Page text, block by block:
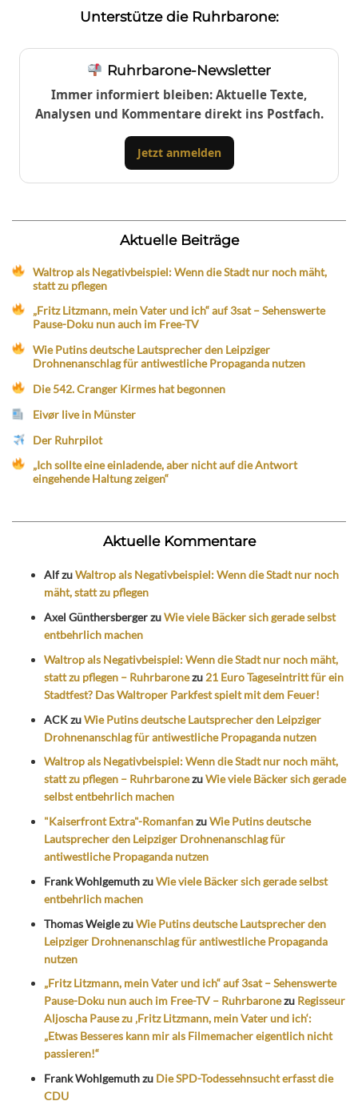
Unterstütze die Ruhrbarone:
Ruhrbarone-Newsletter
Immer informiert bleiben: Aktuelle Texte,
Analysen und Kommentare direkt ins Postfach.
Jetzt anmelden
Aktuelle Beiträge
Waltrop als Negativbeispiel: Wenn die Stadt nur noch mäht,
statt zu pflegen
„Fritz Litzmann, mein Vater und ich“ auf 3sat – Sehenswerte
Pause-Doku nun auch im Free-TV
Wie Putins deutsche Lautsprecher den Leipziger
Drohnenanschlag für antiwestliche Propaganda nutzen
Die 542. Cranger Kirmes hat begonnen
Eivør live in Münster
Der Ruhrpilot
„Ich sollte eine einladende, aber nicht auf die Antwort
eingehende Haltung zeigen“
Aktuelle Kommentare
AlfzuWaltrop als Negativbeispiel: Wenn die Stadt nur noch
mäht, statt zu pflegen
Axel GünthersbergerzuWie viele Bäcker sich gerade selbst
entbehrlich machen
Waltrop als Negativbeispiel: Wenn die Stadt nur noch mäht,
statt zu pflegen – Ruhrbaronezu 21 Euro Tageseintritt für ein
Stadtfest? Das Waltroper Parkfest spielt mit dem Feuer!
ACKzuWie Putins deutsche Lautsprecher den Leipziger
Drohnenanschlag für antiwestliche Propaganda nutzen
Waltrop als Negativbeispiel: Wenn die Stadt nur noch mäht,
statt zu pflegen – RuhrbaronezuWie viele Bäcker sich gerade
selbst entbehrlich machen
"Kaiserfront Extra"-RomanfanzuWie Putins deutsche
Lautsprecher den Leipziger Drohnenanschlag für
antiwestliche Propaganda nutzen
Frank WohlgemuthzuWie viele Bäcker sich gerade selbst
entbehrlich machen
Thomas WeiglezuWie Putins deutsche Lautsprecher den
Leipziger Drohnenanschlag für antiwestliche Propaganda
nutzen
„Fritz Litzmann, mein Vater und ich“ auf 3sat – Sehenswerte
Pause-Doku nun auch im Free-TV – Ruhrbaronezu Regisseur
Aljoscha Pause zu ‚Fritz Litzmann, mein Vater und ich‘:
„Etwas Besseres kann mir als Filmemacher eigentlich nicht
passieren!“
Frank Wohlgemuthzu Die SPD-Todessehnsucht erfasst die
CDU